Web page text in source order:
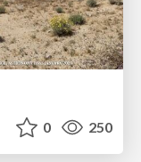
0 250